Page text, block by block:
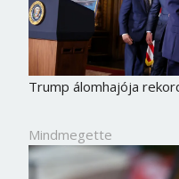
Trump álomhajója
Mindmegette